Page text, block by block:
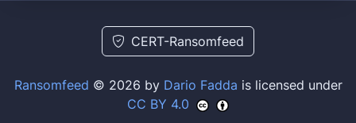
CERT-Ransomfeed
Ransomfeed © 2026 by Dario Fadda is licensed under
CC BY 4.0